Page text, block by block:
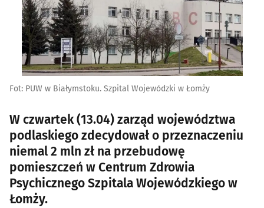
Fot: PUW w Białymstoku. Szpital Wojewódzki w Łomży
W czwartek (13.04) zarząd województwa
podlaskiego zdecydował o przeznaczeniu
niemal 2 mln zł na przebudowę
pomieszczeń w Centrum Zdrowia
Psychicznego Szpitala Wojewódzkiego w
Łomży.